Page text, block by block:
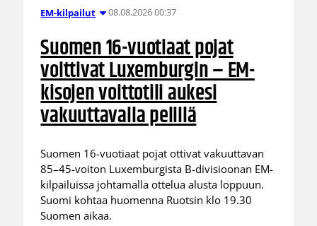
EM-kilpailut 08.08.2026 00:37
Suomen 16-vuotiaat pojat
voittivat Luxemburgin – EM-
kisojen voittotili aukesi
vakuuttavalla pelillä
Suomen 16-vuotiaat pojat ottivat vakuuttavan
85–45-voiton Luxemburgista B-divisioonan EM-
kilpailuissa johtamalla ottelua alusta loppuun.
Suomi kohtaa huomenna Ruotsin klo 19.30
Suomen aikaa.